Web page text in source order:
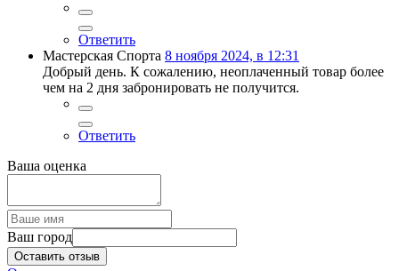
Ответить
Мастерская Спорта 8 ноября 2024, в 12:31
Добрый день. К сожалению, неоплаченный товар более
чем на 2 дня забронировать не получится.
Ответить
Ваша оценка
Ваш город
Оставить отзыв